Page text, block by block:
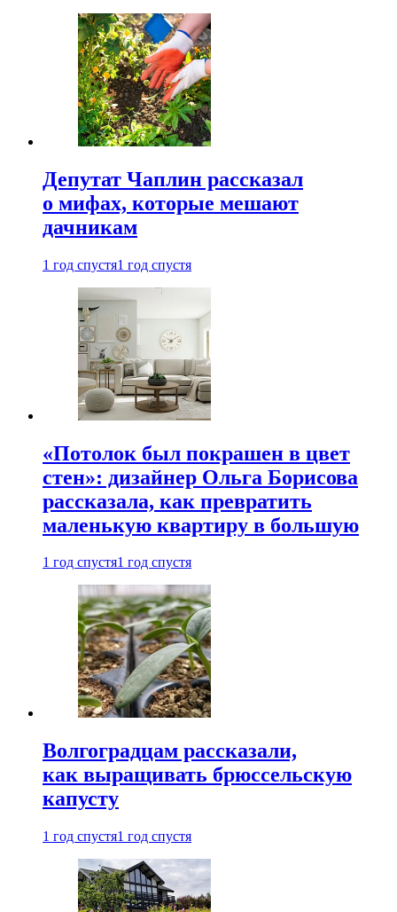
Депутат Чаплин рассказал
о мифах, которые мешают
дачникам
1 год спустя1 год спустя
«Потолок был покрашен в цвет
стен»: дизайнер Ольга Борисова
рассказала, как превратить
маленькую квартиру в большую
1 год спустя1 год спустя
Волгоградцам рассказали,
как выращивать брюссельскую
капусту
1 год спустя1 год спустя